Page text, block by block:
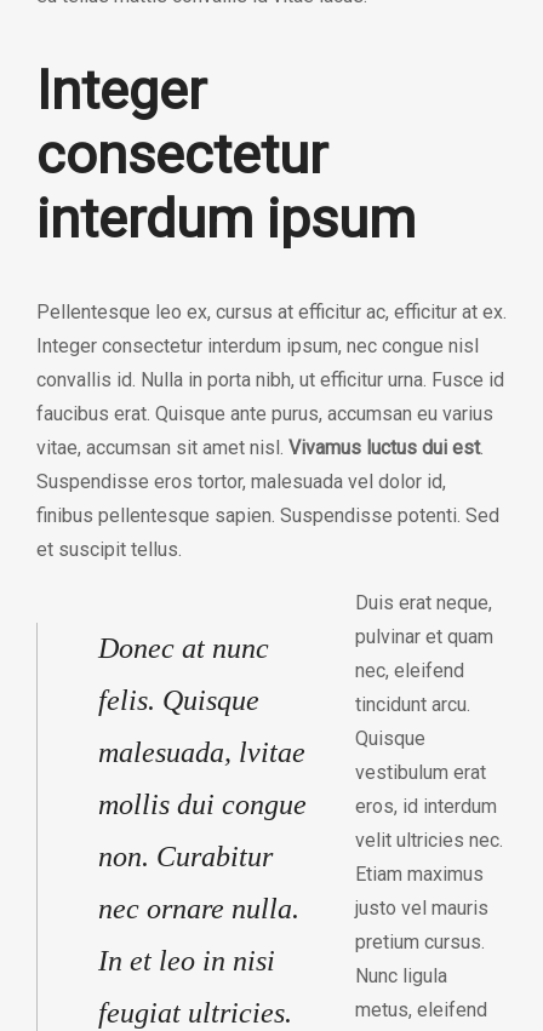
Integer
consectetur
interdum ipsum
Pellentesque leo ex, cursus at efficitur ac, efficitur at ex.
Integer consectetur interdum ipsum, nec congue nisl
convallis id. Nulla in porta nibh, ut efficitur urna. Fusce id
faucibus erat. Quisque ante purus, accumsan eu varius
vitae, accumsan sit amet nisl. Vivamus luctus dui est.
Suspendisse eros tortor, malesuada vel dolor id,
finibus pellentesque sapien. Suspendisse potenti. Sed
et suscipit tellus.
Donec at nunc
felis. Quisque
malesuada, lvitae
mollis dui congue
non. Curabitur
nec ornare nulla.
In et leo in nisi
feugiat ultricies.
Duis erat neque,
pulvinar et quam
nec, eleifend
tincidunt arcu.
Quisque
vestibulum erat
eros, id interdum
velit ultricies nec.
Etiam maximus
justo vel mauris
pretium cursus.
Nunc ligula
metus, eleifend